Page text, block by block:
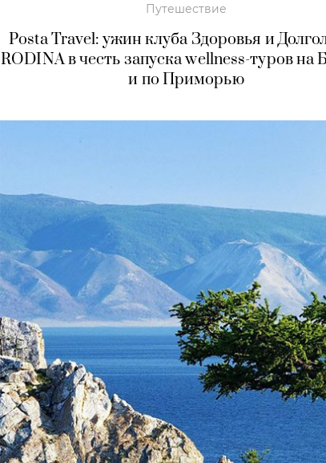
Путешествие
Posta Travel: ужин клуба Здоровья и
RODINA в честь запуска wellness-туров на
и по Приморью